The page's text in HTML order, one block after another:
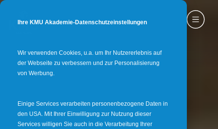
Ihre KMU Akademie-Datenschutzeinstellungen
Wir verwenden Cookies, u.a. um Ihr Nutzererlebnis auf
der Webseite zu verbessern und zur Personalisierung
von Werbung.
Einige Services verarbeiten personenbezogene Daten in
den USA. Mit Ihrer Einwilligung zur Nutzung dieser
Services willigen Sie auch in die Verarbeitung Ihrer